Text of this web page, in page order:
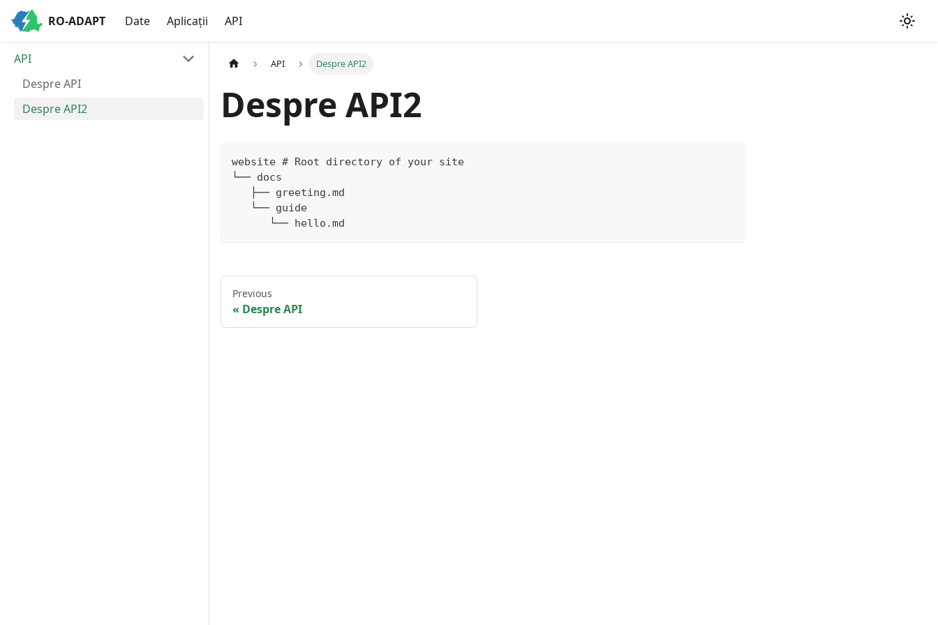
RO-ADAPT Date Aplicații API
API
Despre API
Despre API2
API Despre API2
Despre API2
website # Root directory of your site
└── docs
   ├── greeting.md
   └── guide
      └── hello.md
Previous
Despre API